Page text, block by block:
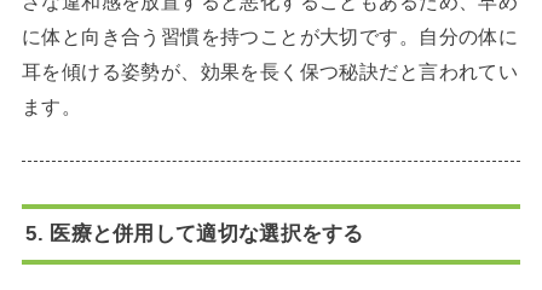
に体と向き合う習慣を持つことが大切です。自分の体に
耳を傾ける姿勢が、効果を長く保つ秘訣だと言われてい
ます。
5. 医療と併用して適切な選択をする